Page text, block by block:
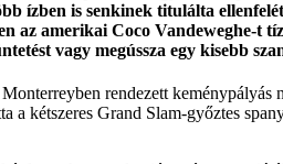
ízben is senkinek titulálta
az amerikai Coco Vandeweghe-t
vagy megússza egy kisebb
rendezett
kétszeres Grand Slam-győztes